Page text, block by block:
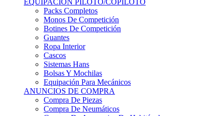
EQUIPACIÓN PILOTO/COPILOTO
Packs Completos
Monos De Competición
Botines De Competición
Guantes
Ropa Interior
Cascos
Sistemas Hans
Bolsas Y Mochilas
Equipación Para Mecánicos
ANUNCIOS DE COMPRA
Compra De Piezas
Compra De Neumáticos